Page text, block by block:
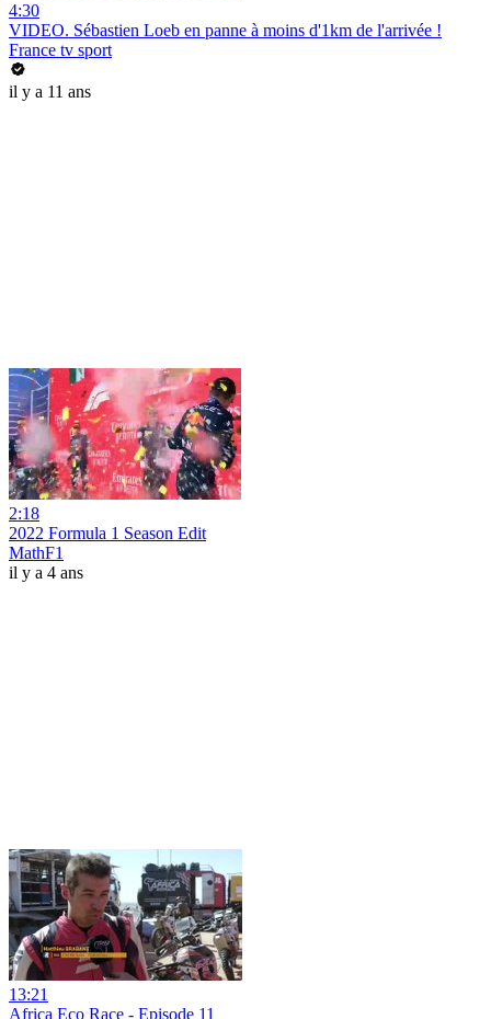
4:30
VIDEO. Sébastien Loeb en panne à moins d'1km de l'arrivée !
France tv sport
il y a 11 ans
2:18
2022 Formula 1 Season Edit
MathF1
il y a 4 ans
13:21
Africa Eco Race - Episode 11